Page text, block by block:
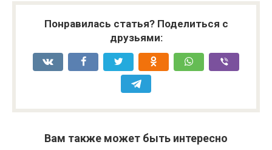
Понравилась статья? Поделиться с
друзьями:
Вам также может быть интересно